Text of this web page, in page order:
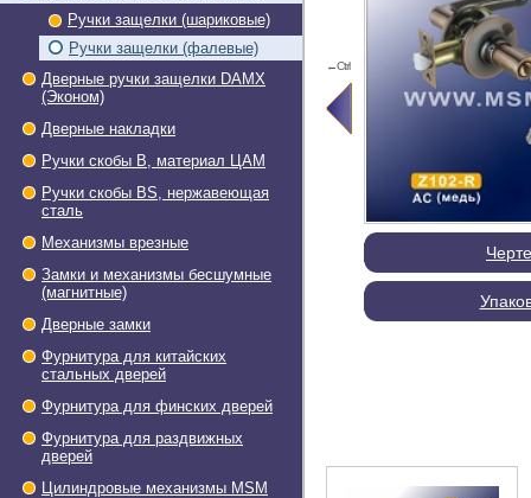
Ручки защелки (шариковые)
Ручки защелки (фалевые)
Дверные ручки защелки DAMX
(Эконом)
Дверные накладки
Ручки скобы В, материал ЦАМ
Ручки скобы BS, нержавеющая
сталь
Механизмы врезные
Замки и механизмы бесшумные
(магнитные)
Дверные замки
Фурнитура для китайских
стальных дверей
Фурнитура для финских дверей
Фурнитура для раздвижных
дверей
Цилиндровые механизмы MSM
←Ctrl